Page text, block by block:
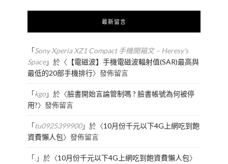
最新留言
「Sony Xperia XZ1 Compact 手機開箱文 – Heresy's
Space」於〈 【電磁波】手機電磁波輻射值(SAR)最高與
最低的20部手機排行〉發佈留言
「kgo」於〈臉書開始言論管制嗎 ? 臉書帳號為何被停
用?〉發佈留言
「tu0925399900」於〈10月份千元以下4G上網吃到飽
資費懶人包〉發佈留言
「.」於〈10月份千元以下4G上網吃到飽資費懶人包〉